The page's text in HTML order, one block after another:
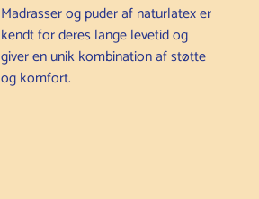
Madrasser og puder af naturlatex er
kendt for deres lange levetid og
giver en unik kombination af støtte
og komfort.